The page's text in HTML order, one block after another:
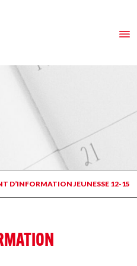
D’INFORMATION JEUNESSE 12-15